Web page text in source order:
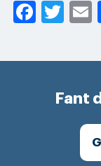
Fant